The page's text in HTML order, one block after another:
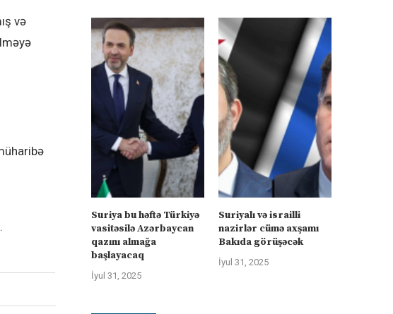
və
Suriya bu həftə Türkiyə
vasitəsilə Azərbaycan
qazını almağa
başlayacaq
İyul 31, 2025
Suriyalı və israilli
nazirlər cümə axşamı
Bakıda görüşəcək
İyul 31, 2025